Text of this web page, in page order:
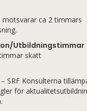
motsvarar ca 2 timmars
Utbildningstimmar
skatt
SRF Konsulterna
för